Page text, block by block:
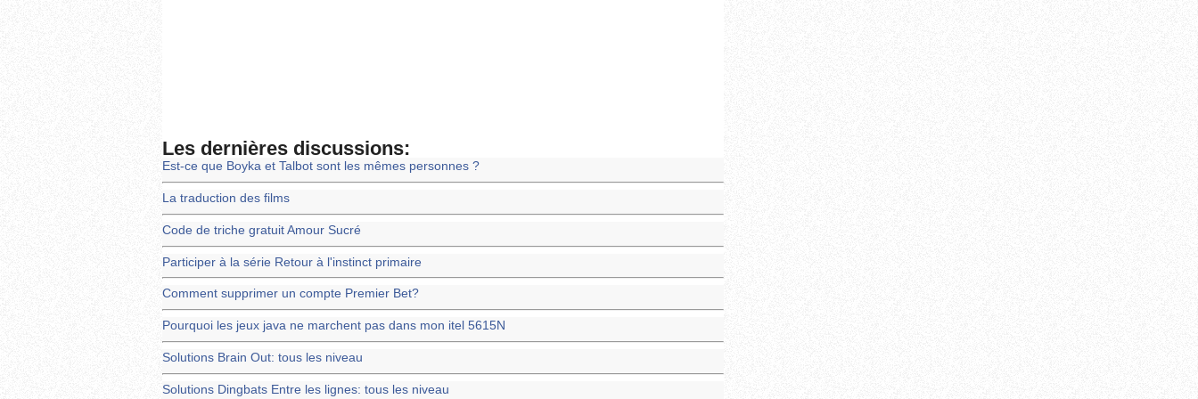
Les dernières discussions:
Est-ce que Boyka et Talbot sont les mêmes personnes ?
La traduction des films
Code de triche gratuit Amour Sucré
Participer à la série Retour à l'instinct primaire
Comment supprimer un compte Premier Bet?
Pourquoi les jeux java ne marchent pas dans mon itel 5615N
Solutions Brain Out: tous les niveau
Solutions Dingbats Entre les lignes: tous les niveau